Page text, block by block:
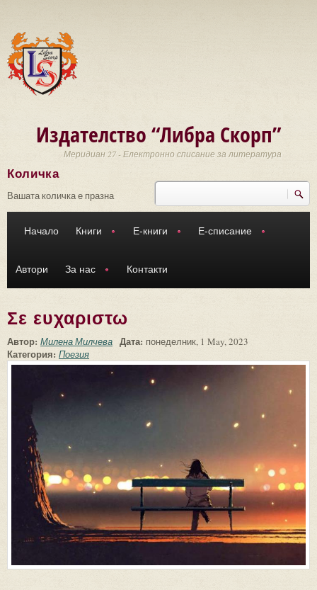
Издателство “Либра Скорп”
Меридиан 27 - Електронно списание за литература
Търси
Количка
Вашата количка е празна
Начало Книги Е-книги Е-списание
Автори За нас Контакти
Σε ευχαριστω
Автор: Милена Милчева Дата: понеделник, 1 May, 2023
Категория: Поезия